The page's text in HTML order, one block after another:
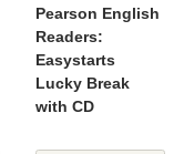
Pearson English
Readers:
Easystarts
Lucky Break
with CD